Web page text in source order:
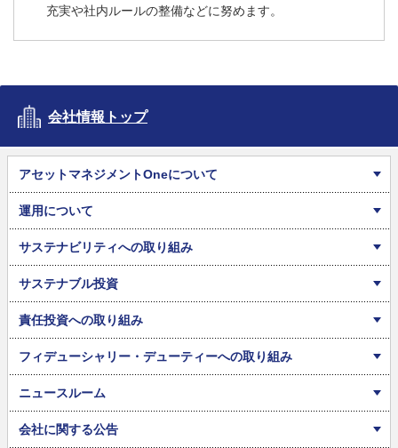
充実や社内ルールの整備などに努めます。
会社情報トップ
アセットマネジメントOneについて
運用について
サステナビリティへの取り組み
サステナブル投資
責任投資への取り組み
フィデューシャリー・デューティーへの取り組み
ニュースルーム
会社に関する公告